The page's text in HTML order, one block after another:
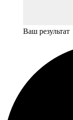
Ваш результат